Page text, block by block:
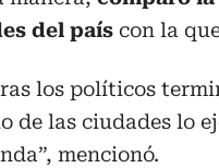
del país con la
los políticos
de las ciudades lo
mencionó.